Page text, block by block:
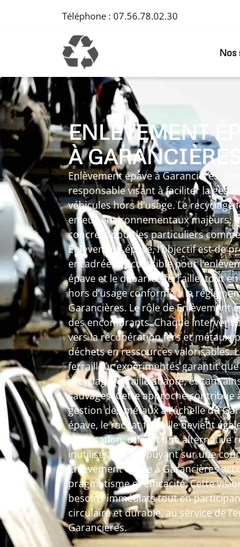
Téléphone : 07.56.78.02.30
Nos
ENLÈVEMENT
À GARANCIÈRES
Enlèvement épave à Garancières
responsable visant à faciliter la
véhicules hors d’usage. Le recyclage
enjeux environnementaux majeurs,
concrets pour les particuliers
Enlèvement épave, l’objectif est de
encadrée et accessible pour
épave et le débarras ferraille, tout
hors d’usage conforme à la
Garancières. Le rôle de Enlèvement
des encombrants. Chaque
vers la récupération fers et métaux,
déchets en ressources valorisables.
ferrailleur expérimentés garantit
recyclage ferraille adapté, évitant
sauvages. Cette approche
gestion des métaux à l’échelle du
épave, le rachat ferraille devient
valorisation, offrant une alternative
inutilisés. En s’appuyant sur une
Enlèvement épave à Garancières
pragmatisme et efficacité. Cette
besoins immédiats tout en
circulaire et durable, au service de
Garancières.